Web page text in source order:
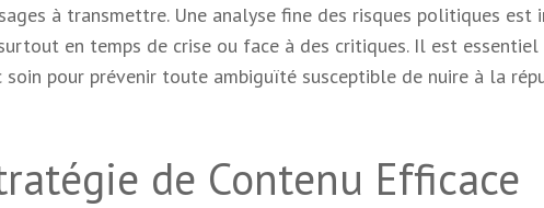
à transmettre. Une analyse fine des risques politiques est
en temps de crise ou face à des critiques. Il est essentiel
soin pour prévenir toute ambiguïté susceptible de nuire à la
de Contenu Efficace